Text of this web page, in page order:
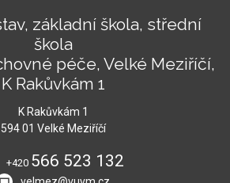
základní škola, střední
škola
péče, Velké Meziříčí,
K Rakůvkám 1
K Rakůvkám 1
594 01 Velké Meziříčí
+420 566 523 132